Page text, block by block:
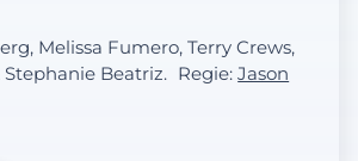
Melissa Fumero, Terry Crews,
Stephanie Beatriz. Regie:Jason